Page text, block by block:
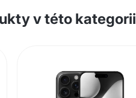
v této kategorii